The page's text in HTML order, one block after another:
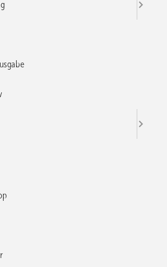
zur Verfügung stehen, desto wichtiger ist